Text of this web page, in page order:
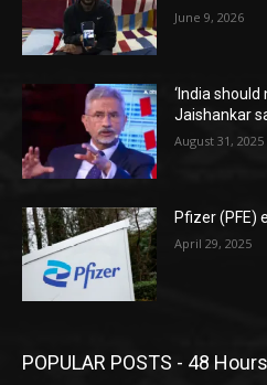
June 9, 2026
‘India
Jaishankar
August 31, 2025
Pfizer (PFE)
April 29, 2025
POPULAR POSTS - 48 Hours